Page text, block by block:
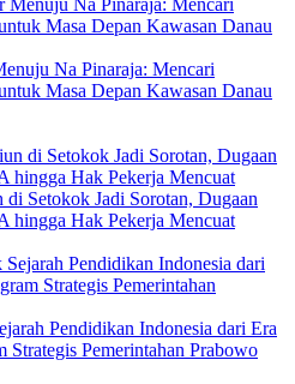
Na Pinaraja: Mencari
Masa Depan Kawasan Danau
Setokok Jadi Sorotan, Dugaan
hingga Hak Pekerja Mencuat
Pendidikan Indonesia dari Era
Pemerintahan Prabowo